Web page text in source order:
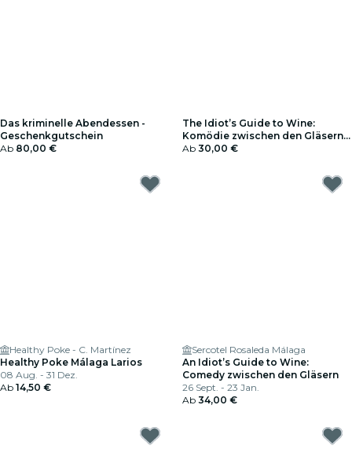
Das kriminelle Abendessen -
Geschenkgutschein
Ab 80,00 €
The Idiot’s Guide to Wine:
Komödie zwischen den Gläsern -
Geschenkgutschein
Ab 30,00 €
Healthy Poke - C. Martínez
Healthy Poke Málaga Larios
08 Aug. - 31 Dez.
Ab 14,50 €
Sercotel Rosaleda Málaga
An Idiot’s Guide to Wine:
Comedy zwischen den Gläsern
26 Sept. - 23 Jan.
Ab 34,00 €